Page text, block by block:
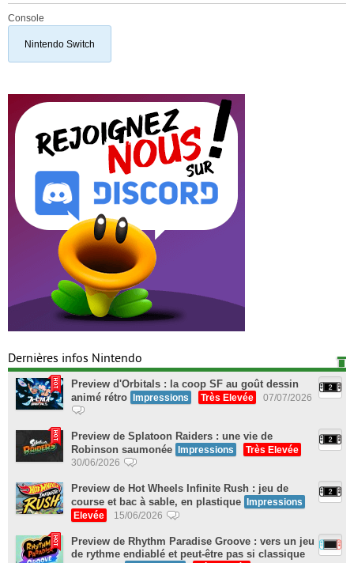
Console
Nintendo Switch
Dernières infos Nintendo
Preview d'Orbitals : la coop SF au goût dessin
animé rétro Impressions Très Elevée 07/07/2026
Preview de Splatoon Raiders : une vie de
Robinson saumonée Impressions
Très Elevée
30/06/2026
Preview de Hot Wheels Infinite Rush : jeu de
course et bac à sable, en plastique Impressions
Elevée
15/06/2026
Preview de Rhythm Paradise Groove : vers un jeu
de rythme endiablé et peut-être pas si classique